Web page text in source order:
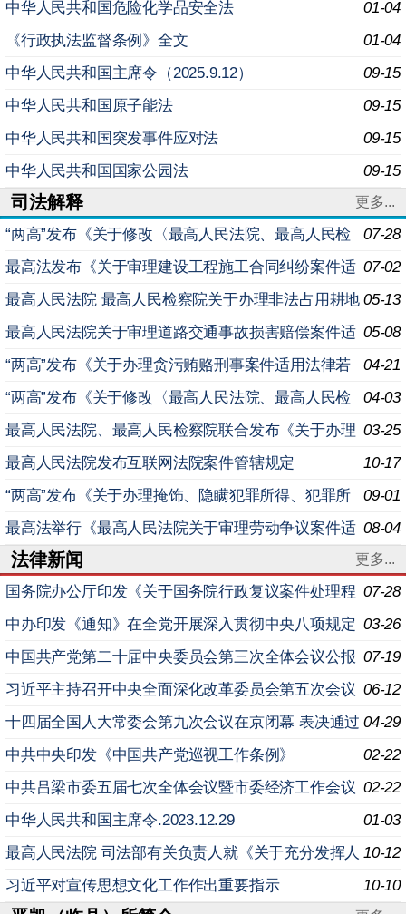
01-04
中华人民共和国危险化学品安全法
01-04
《行政执法监督条例》全文
09-15
中华人民共和国主席令（2025.9.12）
09-15
中华人民共和国原子能法
09-15
中华人民共和国突发事件应对法
09-15
中华人民共和国国家公园法
司法解释 更多...
07-28
“两高”发布《关于修改〈最高人民法院、最高人民检
察院关于办理内幕交易、泄露内幕信息刑事案件具体应用
法
07-02
最高法发布《关于审理建设工程施工合同纠纷案件适
用法律问题的解释（二）》
05-13
最高人民法院 最高人民检察院关于办理非法占用耕地
案件适用法律若干问题的规定
05-08
最高人民法院关于审理道路交通事故损害赔偿案件适
用法律若干问题的解释（二）
04-21
“两高”发布《关于办理贪污贿赂刑事案件适用法律若
干问题的解释（二）》
04-03
“两高”发布《关于修改〈最高人民法院、最高人民检
察院关于办理环境污染刑事案件适用法律若干问题的解
释〉
03-25
最高人民法院、最高人民检察院联合发布《关于办理
民事支持起诉案件若干问题的指导意见》
10-17
最高人民法院发布互联网法院案件管辖规定
09-01
“两高”发布《关于办理掩饰、隐瞒犯罪所得、犯罪所
得收益刑事案件适用法律若干问题的解释》（全文） 08-04
最高法举行《最高人民法院关于审理劳动争议案件适
用法律问题的解释（二）》新闻发布会 就业是民生之本、
发
法律新闻 更多...
07-28
国务院办公厅印发《关于国务院行政复议案件处理程
序的若干规定》的通知
03-26
中办印发《通知》在全党开展深入贯彻中央八项规定
精神学习教育
07-19
中国共产党第二十届中央委员会第三次全体会议公报
06-12
习近平主持召开中央全面深化改革委员会第五次会议
04-29
十四届全国人大常委会第九次会议在京闭幕 表决通过
学位法、关税法等 习近平签署主席令予以公布
02-22
中共中央印发《中国共产党巡视工作条例》
02-22
中共吕梁市委五届七次全体会议暨市委经济工作会议
召开 会议由市委常委会主持 孙大军讲话
01-03
中华人民共和国主席令.2023.12.29
10-12
最高人民法院 司法部有关负责人就《关于充分发挥人
民调解基础性作用 推进诉源治理的意见》答记者问
10-10
习近平对宣传思想文化工作作出重要指示